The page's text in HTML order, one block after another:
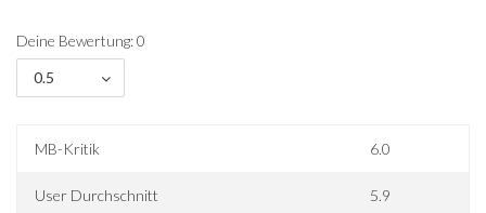
Deine Bewertung: 0
0.5
MB-Kritik 6.0
User Durchschnitt 5.9